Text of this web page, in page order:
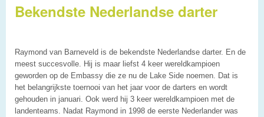
Bekendste Nederlandse darter
Raymond van Barneveld is de bekendste Nederlandse darter. En de
meest succesvolle. Hij is maar liefst 4 keer wereldkampioen
geworden op de Embassy die ze nu de Lake Side noemen. Dat is
het belangrijkste toernooi van het jaar voor de darters en wordt
gehouden in januari. Ook werd hij 3 keer wereldkampioen met de
landenteams. Nadat Raymond in 1998 de eerste Nederlander was